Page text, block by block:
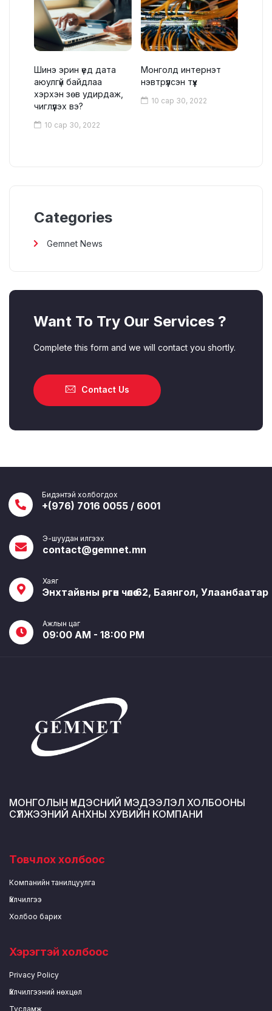
Шинэ эрин үед дата
аюулгүй байдлаа
хэрхэн зөв удирдаж,
чиглүүлэх вэ?
10 сар 30, 2022
Монголд интернэт
нэвтрүүлсэн түүх
10 сар 30, 2022
Categories
Gemnet News
Want To Try Our Services ?
Complete this form and we will contact you shortly.
Contact Us
Бидэнтэй холбогдох
+(976) 7016 0055 / 6001
Э-шуудан илгээх
contact@gemnet.mn
Хаяг
Энхтайвны өргөн чөлөө 62, Баянгол, Улаанбаатар
Ажлын цаг
09:00 AM - 18:00 PM
МОНГОЛЫН ҮНДЭСНИЙ МЭДЭЭЛЭЛ ХОЛБООНЫ
СҮЛЖЭЭНИЙ АНХНЫ ХУВИЙН КОМПАНИ
Товчлох холбоос
Компанийн танилцуулга
Үйлчилгээ
Холбоо барих
Хэрэгтэй холбоос
Privacy Policy
Үйлчилгээний нөхцөл
Тусламж